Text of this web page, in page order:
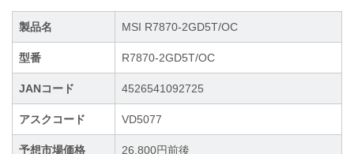
製品名 MSI R7870-2GD5T/OC
型番 R7870-2GD5T/OC
JANコード 4526541092725
アスクコード VD5077
予想市場価格 26,800円前後